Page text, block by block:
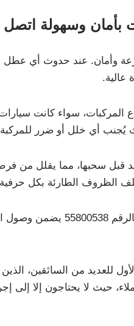
اتصل 55800538
وأمان. عند حدوث أي عطل
عالية.
المركبات، سواء كانت
يُجنب أي خلل أو ضرر
قبل سحبها، مما يقلل من
الظروف الطارئة بكل
سرعة الاستجابة تُعد أحد أبرز مميزات ونش
للعديد من السائقين،
حيث لا يحتاجون إلا إلى